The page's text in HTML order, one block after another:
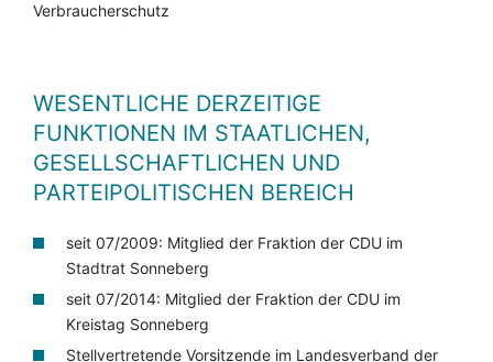
Verbraucherschutz
WESENTLICHE DERZEITIGE
FUNKTIONEN IM STAATLICHEN,
GESELLSCHAFTLICHEN UND
PARTEIPOLITISCHEN BEREICH
seit 07/2009: Mitglied der Fraktion der CDU im
Stadtrat Sonneberg
seit 07/2014: Mitglied der Fraktion der CDU im
Kreistag Sonneberg
Stellvertretende Vorsitzende im Landesverband der